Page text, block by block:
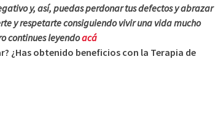
y, así, puedas perdonar tus defectos y abrazar
y respetarte consiguiendo vivir una vida mucho
continues leyendoacá
¿Has obtenido beneficios con la Terapia de